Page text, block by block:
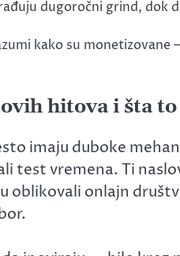
dugoročni grind, dok
kako su
hitova i šta to
imaju duboke
test vremena. Ti
oblikovali onlajn